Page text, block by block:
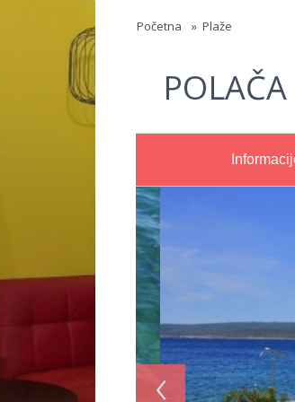
Početna » Plaže
POLAČA
‹